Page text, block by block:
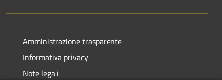
Amministrazione trasparente
Informativa privacy
Note legali